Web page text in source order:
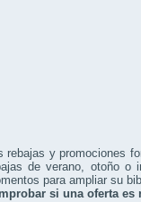
rebajas y promociones
de verano, otoño o
para ampliar su
si una oferta es